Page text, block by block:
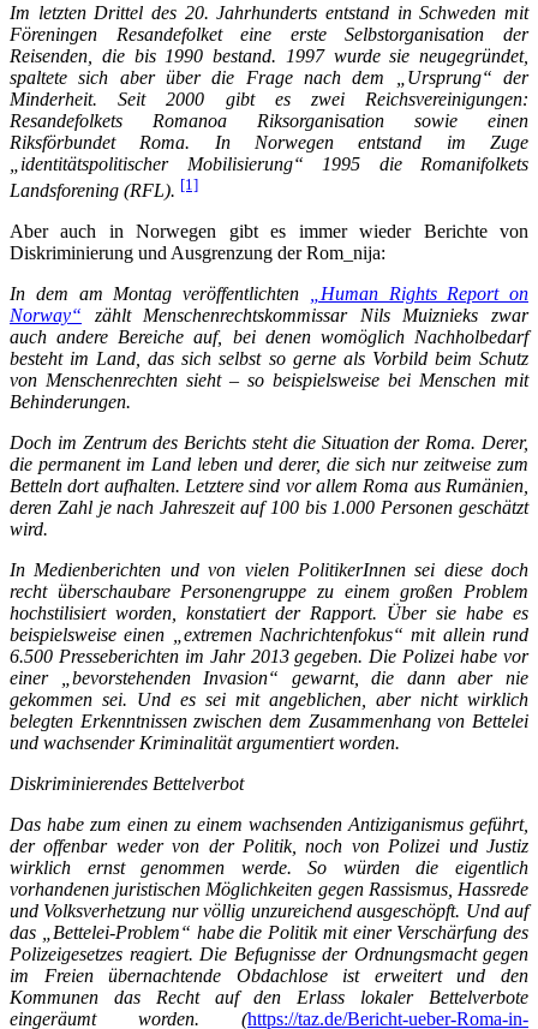
Im letzten Drittel des 20. Jahrhunderts entstand in Schweden mit
Föreningen Resandefolket eine erste Selbstorganisation der
Reisenden, die bis 1990 bestand. 1997 wurde sie neugegründet,
spaltete sich aber über die Frage nach dem „Ursprung“ der
Minderheit. Seit 2000 gibt es zwei Reichsvereinigungen:
Resandefolkets Romanoa Riksorganisation sowie einen
Riksförbundet Roma. In Norwegen entstand im Zuge
„identitätspolitischer Mobilisierung“ 1995 die Romanifolkets
Landsforening (RFL). [1]
Aber auch in Norwegen gibt es immer wieder Berichte von
Diskriminierung und Ausgrenzung der Rom_nija:
In dem am Montag veröffentlichten
„Human Rights Report on
Norway“ zählt Menschenrechtskommissar Nils Muiznieks zwar
auch andere Bereiche auf, bei denen womöglich Nachholbedarf
besteht im Land, das sich selbst so gerne als Vorbild beim Schutz
von Menschenrechten sieht – so beispielsweise bei Menschen mit
Behinderungen.
Doch im Zentrum des Berichts steht die Situation der Roma. Derer,
die permanent im Land leben und derer, die sich nur zeitweise zum
Betteln dort aufhalten. Letztere sind vor allem Roma aus Rumänien,
deren Zahl je nach Jahreszeit auf 100 bis 1.000 Personen geschätzt
wird.
In Medienberichten und von vielen PolitikerInnen sei diese doch
recht überschaubare Personengruppe zu einem großen Problem
hochstilisiert worden, konstatiert der Rapport. Über sie habe es
beispielsweise einen „extremen Nachrichtenfokus“ mit allein rund
6.500 Presseberichten im Jahr 2013 gegeben. Die Polizei habe vor
einer „bevorstehenden Invasion“ gewarnt, die dann aber nie
gekommen sei. Und es sei mit angeblichen, aber nicht wirklich
belegten Erkenntnissen zwischen dem Zusammenhang von Bettelei
und wachsender Kriminalität argumentiert worden.
Diskriminierendes Bettelverbot
Das habe zum einen zu einem wachsenden Antiziganismus geführt,
der offenbar weder von der Politik, noch von Polizei und Justiz
wirklich ernst genommen werde. So würden die eigentlich
vorhandenen juristischen Möglichkeiten gegen Rassismus, Hassrede
und Volksverhetzung nur völlig unzureichend ausgeschöpft. Und auf
das „Bettelei-Problem“ habe die Politik mit einer Verschärfung des
Polizeigesetzes reagiert. Die Befugnisse der Ordnungsmacht gegen
im Freien übernachtende Obdachlose ist erweitert und den
Kommunen das Recht auf den Erlass lokaler Bettelverbote
eingeräumt worden. (https://taz.de/Bericht-ueber-Roma-in-